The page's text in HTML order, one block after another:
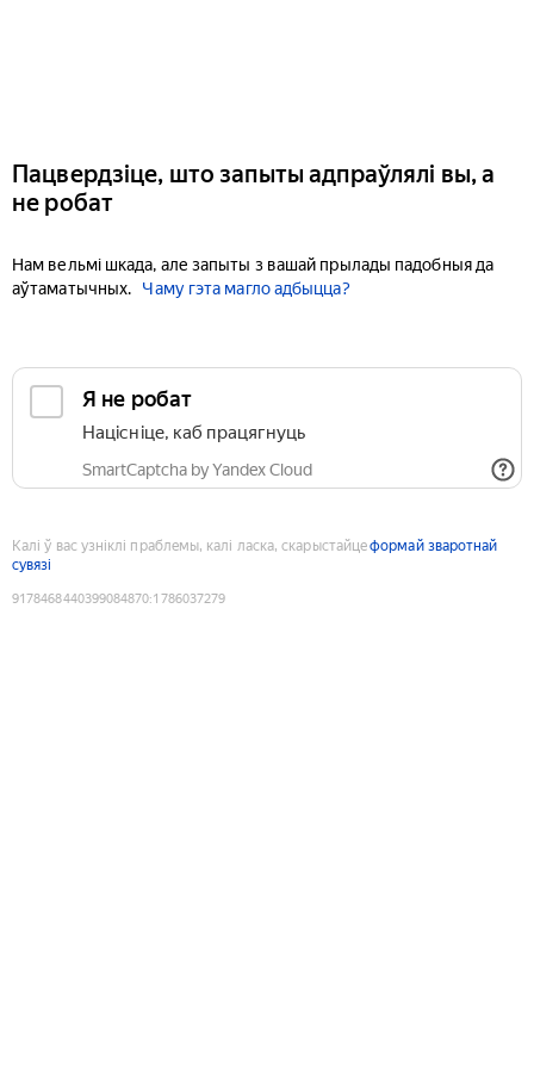
Пацвердзіце, што запыты адпраўлялі вы, а
не робат
Нам вельмі шкада, але запыты з вашай прылады падобныя да
аўтаматычных.
Чаму гэта магло адбыцца?
Я не робат
Націсніце, каб працягнуць
SmartCaptcha by Yandex Cloud
Калі ў вас узніклі праблемы, калі ласка, скарыстайцеформай зваротнай
сувязі
9178468440399084870:1786037279